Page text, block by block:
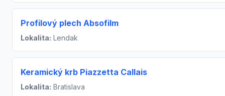
Profilový plech Absofilm
Lokalita: Lendak
Keramický krb Piazzetta Callais
Lokalita: Bratislava